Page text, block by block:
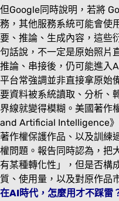
但Google同時說明，若將
務，其他服務系統可能會使
要、推論、生成內容，這些
句話說，不一定是原始照片
推論、串接後，仍可能進入
平台常強調並非直接拿原始
要資料被系統讀取、分析、
界線就變得模糊。美國著
and Artificial Intelligence》
著作權保護作品、以及訓練
權問題。報告同時認為，把
有某種轉化性」，但是否構
質、使用量，以及對原作品
在AI時代，怎麼用才不踩雷